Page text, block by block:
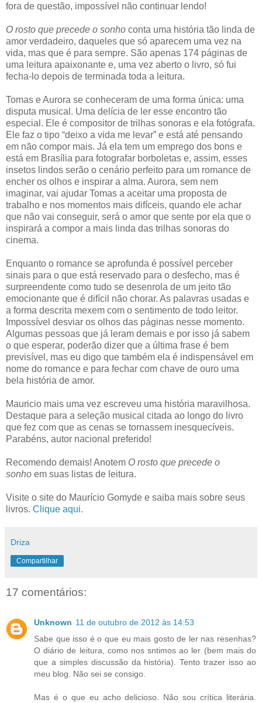
fora de questão, impossível não continuar lendo!
O rosto que precede o sonho conta uma história tão linda de
amor verdadeiro, daqueles que só aparecem uma vez na
vida, mas que é para sempre. São apenas 174 páginas de
uma leitura apaixonante e, uma vez aberto o livro, só fui
fecha-lo depois de terminada toda a leitura.
Tomas e Aurora se conheceram de uma forma única: uma
disputa musical. Uma delícia de ler esse encontro tão
especial. Ele é compositor de trilhas sonoras e ela fotógrafa.
Ele faz o tipo “deixo a vida me levar” e está até pensando
em não compor mais. Já ela tem um emprego dos bons e
está em Brasília para fotografar borboletas e, assim, esses
insetos lindos serão o cenário perfeito para um romance de
encher os olhos e inspirar a alma. Aurora, sem nem
imaginar, vai ajudar Tomas a aceitar uma proposta de
trabalho e nos momentos mais difíceis, quando ele achar
que não vai conseguir, será o amor que sente por ela que o
inspirará a compor a mais linda das trilhas sonoras do
cinema.
Enquanto o romance se aprofunda é possível perceber
sinais para o que está reservado para o desfecho, mas é
surpreendente como tudo se desenrola de um jeito tão
emocionante que é difícil não chorar. As palavras usadas e
a forma descrita mexem com o sentimento de todo leitor.
Impossível desviar os olhos das páginas nesse momento.
Algumas pessoas que já leram demais e por isso já sabem
o que esperar, poderão dizer que a última frase é bem
previsível, mas eu digo que também ela é indispensável em
nome do romance e para fechar com chave de ouro uma
bela história de amor.
Mauricio mais uma vez escreveu uma história maravilhosa.
Destaque para a seleção musical citada ao longo do livro
que fez com que as cenas se tornassem inesquecíveis.
Parabéns, autor nacional preferido!
Recomendo demais! Anotem O rosto que precede o
sonho em suas listas de leitura.
Visite o site do Maurício Gomyde e saiba mais sobre seus
livros. Clique aqui.
Driza
Compartilhar
17 comentários:
Unknown 11 de outubro de 2012 às 14:53
Sabe que isso é o que eu mais gosto de ler nas resenhas?
O diário de leitura, como nos sntimos ao ler (bem mais do
que a simples discussão da história). Tento trazer isso ao
meu blog. Não sei se consigo.
Mas é o que eu acho delicioso. Não sou crítica literária.